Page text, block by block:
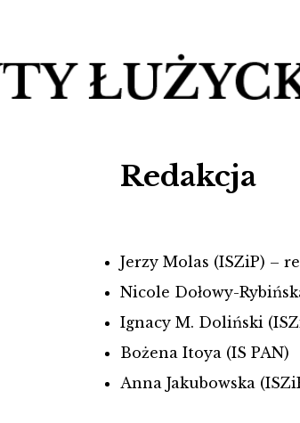
Redakcja
Jerzy Molas (ISZiP) –
Nicole Dołowy-
Ignacy M. Doliński
Bożena Itoya (IS PAN)
Anna Jakubowska